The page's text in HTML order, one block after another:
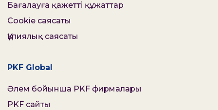
Бағалауға қажетті құжаттар
Cookie саясаты
Құпиялық саясаты
PKF Global
Әлем бойынша PKF фирмалары
PKF сайты